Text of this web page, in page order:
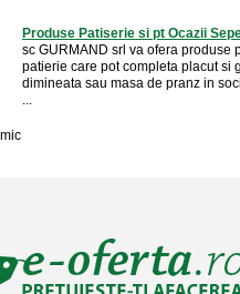
Produse Patiserie si pt Ocazii
sc GURMAND srl va ofera produse
patierie care pot completa placut si
dimineata sau masa de pranz in
...
mic